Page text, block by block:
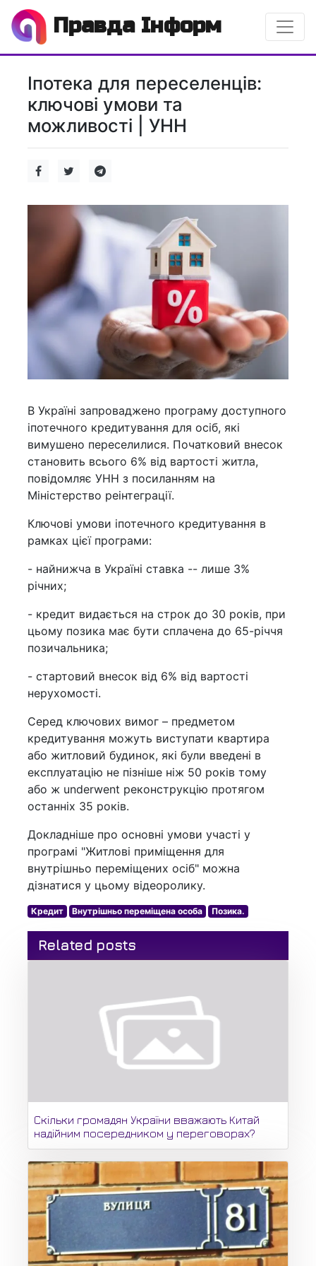
Правда Інформ
Іпотека для переселенців:
ключові умови та
можливості | УНН
В Україні запроваджено програму доступного
іпотечного кредитування для осіб, які
вимушено переселилися. Початковий внесок
становить всього 6% від вартості житла,
повідомляє УНН з посиланням на
Міністерство реінтеграції.
Ключові умови іпотечного кредитування в
рамках цієї програми:
- найнижча в Україні ставка -- лише 3%
річних;
- кредит видається на строк до 30 років, при
цьому позика має бути сплачена до 65-річчя
позичальника;
- стартовий внесок від 6% від вартості
нерухомості.
Серед ключових вимог – предметом
кредитування можуть виступати квартира
або житловий будинок, які були введені в
експлуатацію не пізніше ніж 50 років тому
або ж underwent реконструкцію протягом
останніх 35 років.
Докладніше про основні умови участі у
програмі "Житлові приміщення для
внутрішньо переміщених осіб" можна
дізнатися у цьому відеоролику.
Кредит Внутрішньо переміщена особа Позика.
Related posts
Скільки громадян України вважають Китай
надійним посередником у переговорах?